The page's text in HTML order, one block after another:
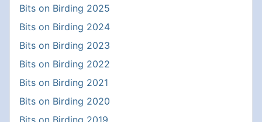
Bits on Birding 2025
Bits on Birding 2024
Bits on Birding 2023
Bits on Birding 2022
Bits on Birding 2021
Bits on Birding 2020
Bits on Birding 2019